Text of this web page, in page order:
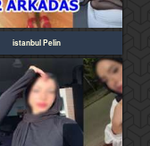
istanbul Pelin